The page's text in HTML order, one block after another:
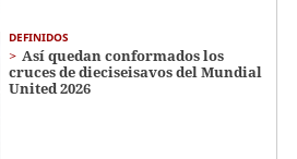
DEFINIDOS
Así quedan conformados los
cruces de dieciseisavos del Mundial
United 2026